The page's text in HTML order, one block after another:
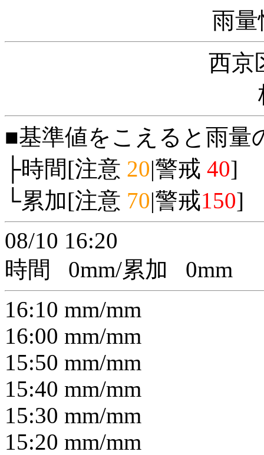
雨量
西京
■基準値をこえると雨量
├時間[注意 20|警戒 40]
└累加[注意 70|警戒150]
08/10 16:20
時間
0mm/累加 0mm
16:10 mm/mm
16:00 mm/mm
15:50 mm/mm
15:40 mm/mm
15:30 mm/mm
15:20 mm/mm